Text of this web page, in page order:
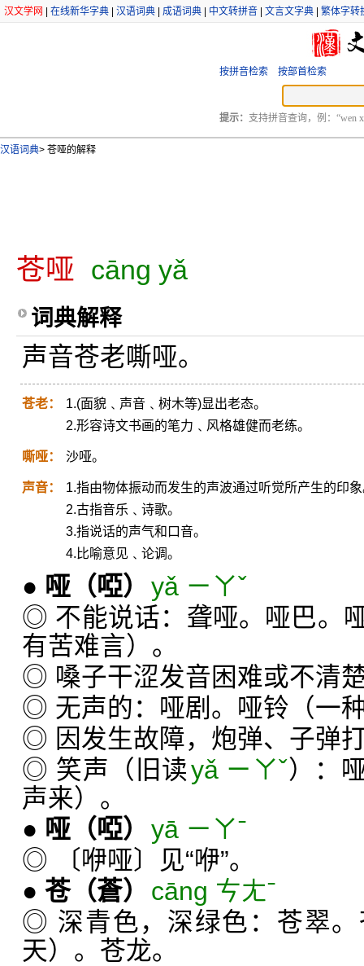
汉文学网 在线新华字典 汉语词典 成语词典 中文转拼音 文言文字典 繁体字转
按拼音检索 按部首检索
提示： 支持拼音查询，例：“wen
汉语词典> 苍哑的解释
苍哑 cāng yǎ
词典解释
声音苍老嘶哑。
苍老：
1.(面貌﹑声音﹑树木等)显出老态。
2.形容诗文书画的笔力﹑风格雄健而老练。
嘶哑： 沙哑。
声音：
1.指由物体振动而发生的声波通过听觉所产生的印
2.古指音乐﹑诗歌。
3.指说话的声气和口音。
4.比喻意见﹑论调。
● 哑 （啞） yǎ ㄧㄚˇ
◎ 不能说话：聋哑。哑巴。
有苦难言）。
◎ 嗓子干涩发音困难或不清
◎ 无声的：哑剧。哑铃（一
◎ 因发生故障，炮弹、子弹
◎ 笑声（旧读yǎ ㄧㄚˇ）：
声来）。
● 哑 （啞） yā ㄧㄚˉ
◎ 〔咿哑〕见“咿”。
● 苍（蒼）
cāng ㄘㄤˉ
◎ 深青色，深绿色：苍翠
天）。苍龙。